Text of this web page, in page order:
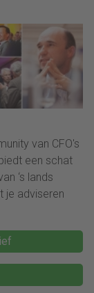
van CFO's
een schat
‘s lands
je adviseren